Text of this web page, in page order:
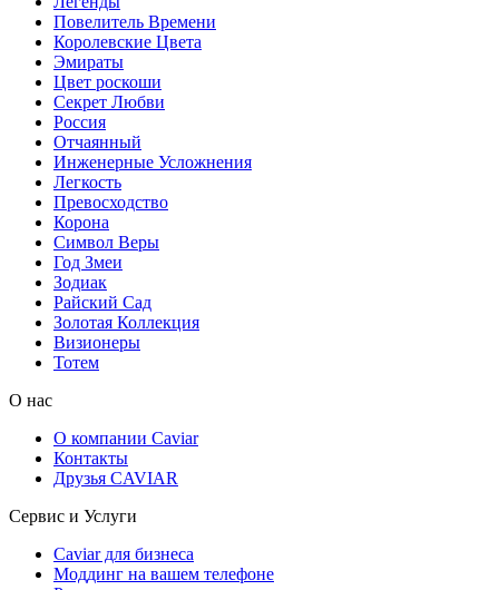
Повелитель Времени
Королевские Цвета
Эмираты
Цвет роскоши
Секрет Любви
Россия
Отчаянный
Инженерные Усложнения
Легкость
Превосходство
Корона
Символ Веры
Год Змеи
Зодиак
Райский Сад
Золотая Коллекция
Визионеры
Тотем
О нас
О компании Caviar
Контакты
Друзья CAVIAR
Сервис и Услуги
Caviar для бизнеса
Моддинг на вашем телефоне